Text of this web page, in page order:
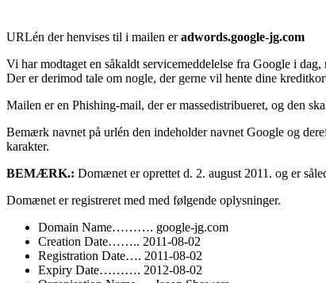
URLén der henvises til i mailen eradwords.google-jg.com
Vi har modtaget en såkaldt servicemeddelelse fra Google i
Der er derimod tale om nogle, der gerne vil hente dine
Mailen er en Phishing-mail, der er massedistribueret, og den
Bemærk navnet på urlén den indeholder navnet Google og
karakter.
BEMÆRK.: Domænet er oprettet d. 2. august 2011. og er
Domænet er registreret med med følgende oplysninger.
Domain Name………. google-jg.com
Creation Date…….. 2011-08-02
Registration Date…. 2011-08-02
Expiry Date………. 2012-08-02